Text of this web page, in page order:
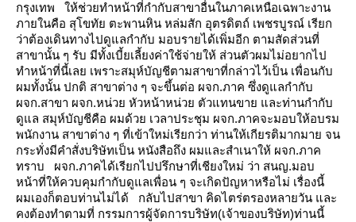
กรุงเทพ
ห้ช่วยทำหน้าที่กำกับสาขาอื่นในภาคเหนือเฉพาะงาน
ภายในคือ สุโขทัย ตะพานหิน หล่มสัก อุตรดิตถ์ เพชรบูรณ์ เรียก
ว่าต้องเดินทางไปดูแลกำกับ มอบรายได้เพิ่มอีก ตามสัดส่วนที่
สาขานั้น ๆ รับ มีทั้งเบี้ยเลี้ยงค่าใช้จ่ายให้ ส่วนตัวผมไม่อยากไป
ทำหน้าที่นี้เลย เพราะสมุห์บัญชีตามสาขาที่กล่าวไว้เป็น เพื่อนกับ
ผมทั้งนั้น ปกติ สาขาต่าง ๆ จะขึ้นต่อ ผจก.ภาค ซึ่งดูแลกำกับ
ผจก.สาขา ผจก.หน่วย หัวหน้าหน่วย ตัวแทนขาย และท่านกำกับ
ดูแล สมุห์บัญชีคือ ผมด้ว เวลาประชุม ผจก.ภาคจะมอบให้อบรม
พนักงาน สาขาต่าง ๆ ที่เข้าใหม่เรียกว่า ท่านให้เกียรติมากมา จน
กระทั่งมีคำสั่งบริษัทเป็น หนังสือถึง ผมและสำเนาให้ ผจก.ภาค
ทราบ
ผจก.ภาคได้เรียกไปปรึกษาที่เชียงใหม่ ว่า สนญ.มอบ
หน้าที่ให้ควบคุมกำกับดูแลเพื่อน ๆ จะเกิดปัญหาหรือไม่ เรื่องนี้
ผมเองก็ตอบท่านไม่ได้
กลับไปสาขา คิดไตร่ตรองหลายวัน และ
คงต้องทำตามที่ กรรมการผู้จัดการบริษัท(เจ้าของบริษัท)ท่านนี้